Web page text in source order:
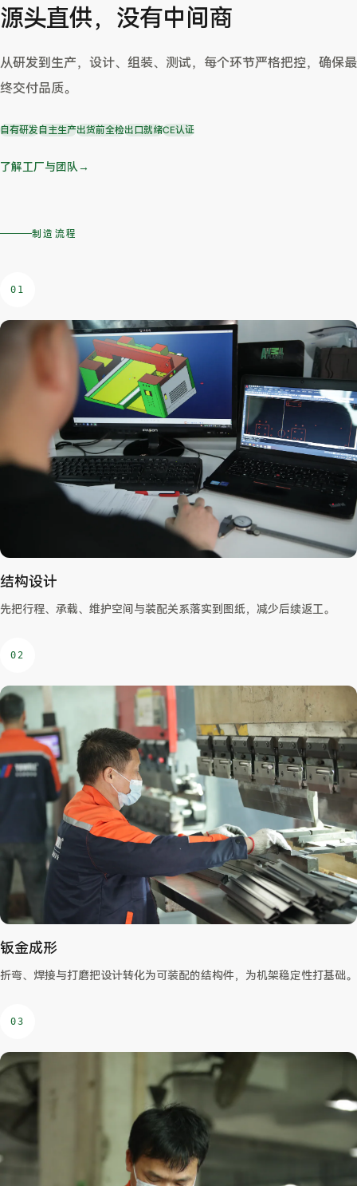
源头直供，没有中间商
从研发到生产，设计、组装、测试，每个环节严格把控，确保最
终交付品质。
自有研发自主生产出货前全检出口就绪CE认证
了解工厂与团队→
制造流程
01
结构设计
先把行程、承载、维护空间与装配关系落实到图纸，减少后续返工。
02
钣金成形
折弯、焊接与打磨把设计转化为可装配的结构件，为机架稳定性打基础。
03